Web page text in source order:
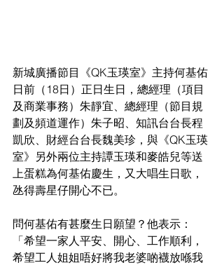
新城廣播節目《QK玉瑛室》主持何基佑
日前（18日）正日生日，總經理（項目
及商業事務）朱靜宜、總經理（節目規
劃及頻道運作）朱子昭、知訊台台長程
凱欣、財經台台長魏美珍，與《QK玉瑛
室》另外兩位主持譚玉瑛和麥皓兒等送
上蛋糕為何基佑慶生，又大唱生日歌，
氹得壽星仔開心不已。
問何基佑有甚麼生日願望？他表示：
「希望一家人平安、開心、工作順利，
希望工人姐姐唔好將我老婆啲襪放喺我